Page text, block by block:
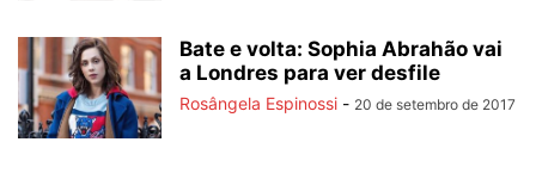
Bate e volta: Sophia Abrahão vai
a Londres para ver desfile
Rosângela Espinossi - 20 de setembro de 2017